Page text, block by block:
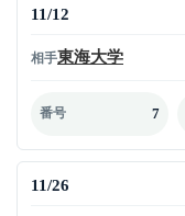
11/12
相手東海大学
番号 7
11/26